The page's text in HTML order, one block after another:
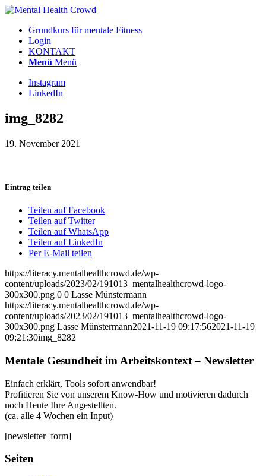
Grundkurs für mentale Fitness
Login
KONTAKT
Menü Menü
Instagram
LinkedIn
img_8282
19. November 2021
Eintrag teilen
Teilen auf Facebook
Teilen auf Twitter
Teilen auf WhatsApp
Teilen auf LinkedIn
Per E-Mail teilen
https://literacy.mentalhealthcrowd.de/wp-
content/uploads/2023/02/191013_mentalhealthcrowd-logo-
300x300.png 0 0 Lasse Münstermann
https://literacy.mentalhealthcrowd.de/wp-
content/uploads/2023/02/191013_mentalhealthcrowd-logo-
300x300.png Lasse Münstermann2021-11-19 09:17:562021-11-19
09:21:30img_8282
Mentale Gesundheit im Arbeitskontext – Newsletter
Einfach erklärt, Tools sofort anwendbar!
Profitieren Sie von unserem Know-How und motivieren dadurch
noch Heute Ihre Angestellten.
(ca. alle 4 Wochen ein Input)
[newsletter_form]
Seiten